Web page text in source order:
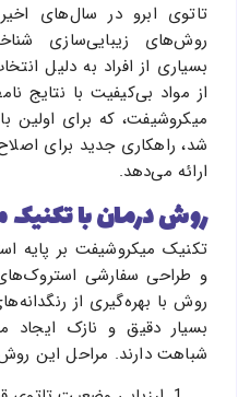
تاتوی ابرو در سال‌های
روش‌های زیبایی‌سازی
بسیاری از افراد به دلیل
از مواد بی‌کیفیت با نتایج
میکروشیفت، که برای اولین
شد، راهکاری جدید برای
ارائه می‌دهد.
روش درمان با
تکنیک میکروشیفت بر پایه
و طراحی سفارشی
روش با بهره‌گیری از
بسیار دقیق و نازک
شباهت دارند. مراحل این